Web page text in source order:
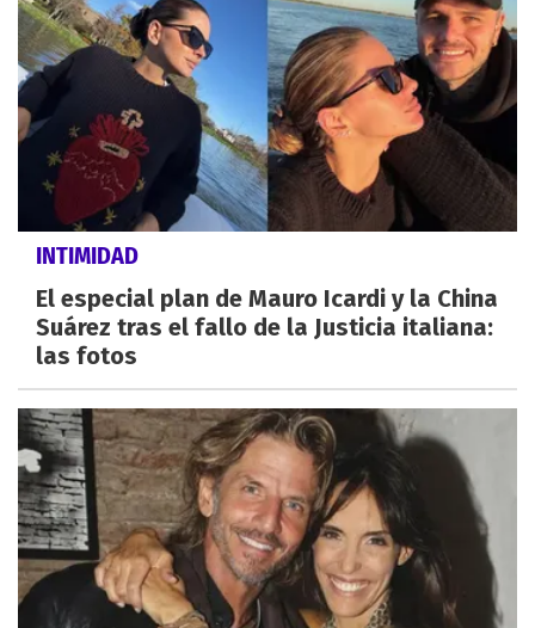
INTIMIDAD
El especial plan de Mauro Icardi y la China
Suárez tras el fallo de la Justicia italiana:
las fotos